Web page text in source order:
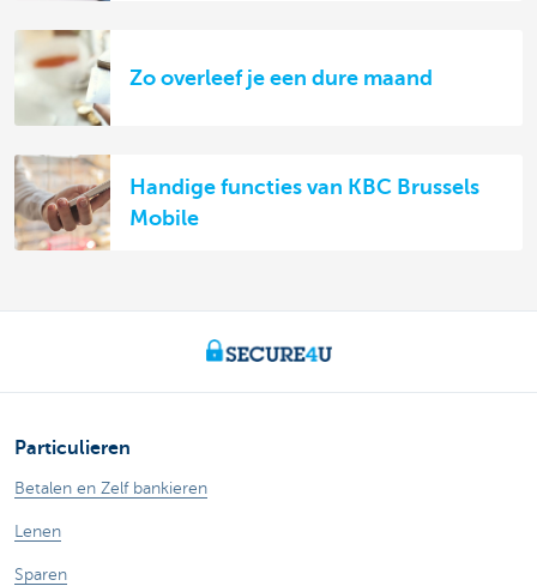
Zo overleef je een dure maand
Handige functies van KBC Brussels
Mobile
Particulieren
Betalen en Zelf bankieren
Lenen
Sparen